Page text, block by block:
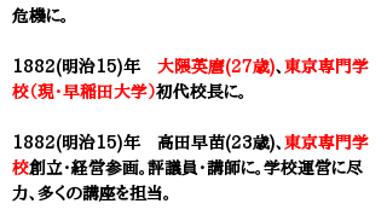
危機に。
1882(明治15)年 大隈英麿(27歳)、 東京専門学
校（現・早稲田大学）初代校長に。
1882(明治15)年 ​高田早苗(23歳)、 東京専門学
校創立・経営参画。評議員・講師に。学校運営に尽
力、多くの講座を担当。